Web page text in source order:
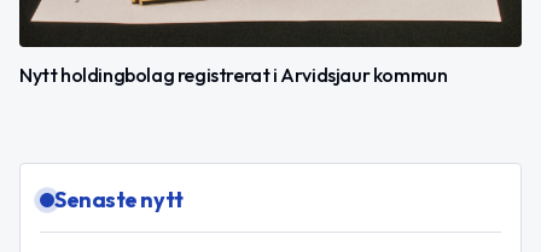
Nytt holdingbolag registrerat i Arvidsjaur kommun
Senaste nytt